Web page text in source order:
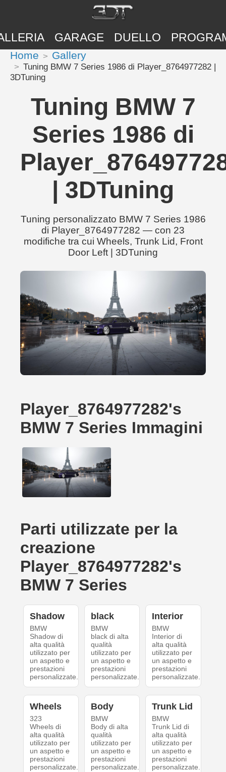
GARAGE DUELLO
Home Gallery
Tuning BMW 7 Series 1986 di Player_8764977282 |
3DTuning
Tuning BMW 7
Series 1986 di
| 3DTuning
Tuning personalizzato BMW 7 Series 1986
di Player_8764977282 — con 23
modifiche tra cui Wheels, Trunk Lid, Front
Door Left | 3DTuning
Player_8764977282's
BMW 7 Series Immagini
Parti utilizzate per la
creazione
Player_8764977282's
BMW 7 Series
Shadow
BMW
Shadow di
alta qualità
utilizzato per
un aspetto e
prestazioni
personalizzate.
black
BMW
black di alta
qualità
utilizzato per
un aspetto e
prestazioni
personalizzate.
Interior
BMW
Interior di
alta qualità
utilizzato per
un aspetto e
prestazioni
personalizzate.
Wheels
323
Wheels di
alta qualità
utilizzato per
un aspetto e
prestazioni
personalizzate.
Body
BMW
Body di alta
qualità
utilizzato per
un aspetto e
prestazioni
personalizzate.
Trunk Lid
BMW
Trunk Lid di
alta qualità
utilizzato per
un aspetto e
prestazioni
personalizzate.